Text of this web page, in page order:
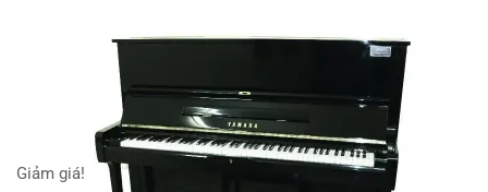
Giảm giá!